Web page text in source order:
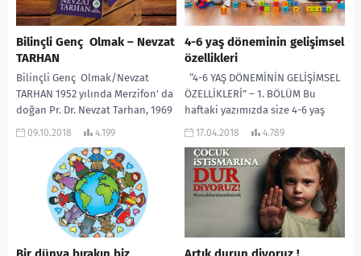
Bilinçli Genç Olmak – Nevzat
TARHAN
Bilinçli Genç Olmak/Nevzat
TARHAN 1952 yılında Merzifon’ da
doğan Pr. Dr. Nevzat Tarhan, 1969
yılında Kuleli Askeri Lisesi’ ni
09.10.2018 4.199
4-6 yaş döneminin gelişimsel
özellikleri
“4-6 YAŞ DÖNEMİNİN GELİŞİMSEL
ÖZELLİKLERİ” – 1. BÖLÜM Bu
haftaki yazımızda size 4-6 yaş
döneminde olan çocukların
17.04.2018 4.789